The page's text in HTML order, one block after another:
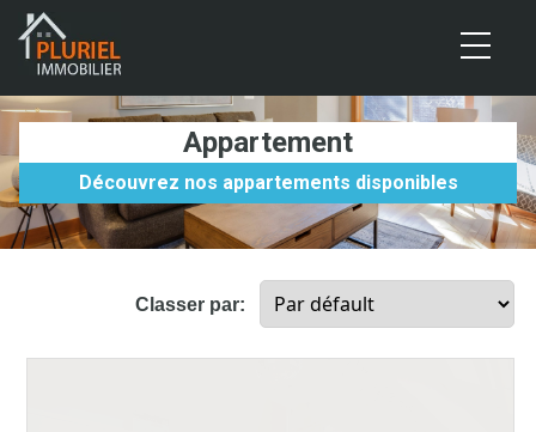
Appartement
Découvrez nos appartements disponibles
Classer par:
Cookies management panel